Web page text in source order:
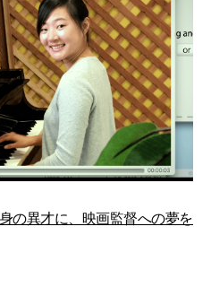
の異才に、映画監督への夢を